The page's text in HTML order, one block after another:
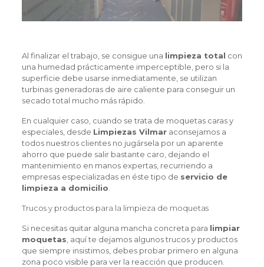
Al finalizar el trabajo, se consigue una limpieza total con
una humedad prácticamente imperceptible, pero si la
superficie debe usarse inmediatamente, se utilizan
turbinas generadoras de aire caliente para conseguir un
secado total mucho más rápido.
En cualquier caso, cuando se trata de moquetas caras y
especiales, desde Limpiezas Vilmaraconsejamos a
todos nuestros clientes no jugársela por un aparente
ahorro que puede salir bastante caro, dejando el
mantenimiento en manos expertas, recurriendo a
empresas especializadas en éste tipo de servicio de
limpieza a domicilio.
Trucos y productos para la limpieza de moquetas
Si necesitas quitar alguna mancha concreta para limpiar
moquetas, aquí te dejamos algunos trucos y productos
que siempre insistimos, debes probar primero en alguna
zona poco visible para ver la reacción que producen.